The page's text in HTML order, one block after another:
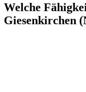
Welche
Giesenkirchen